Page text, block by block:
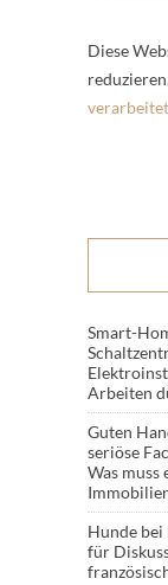
Diese
Smart-
Arbeiten
Guten
seriöse
Was muss
Hunde bei
für